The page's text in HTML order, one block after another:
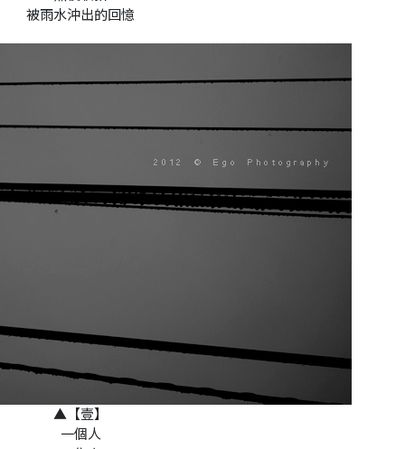
被雨水沖出的回憶
▲【壹】
一個人